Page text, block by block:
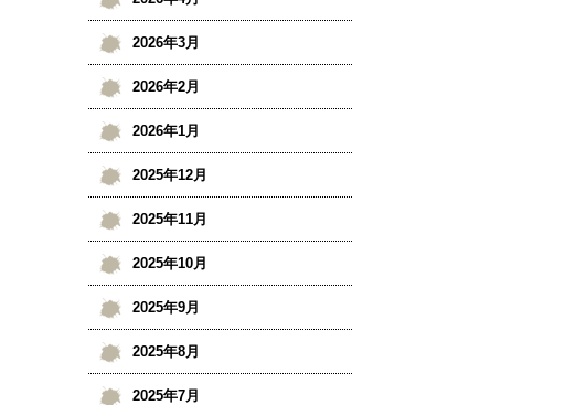
2026年3月
2026年2月
2026年1月
2025年12月
2025年11月
2025年10月
2025年9月
2025年8月
2025年7月